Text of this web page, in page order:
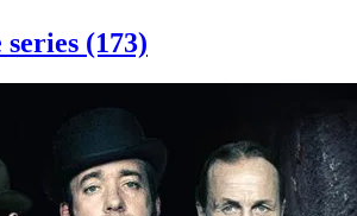
(173)